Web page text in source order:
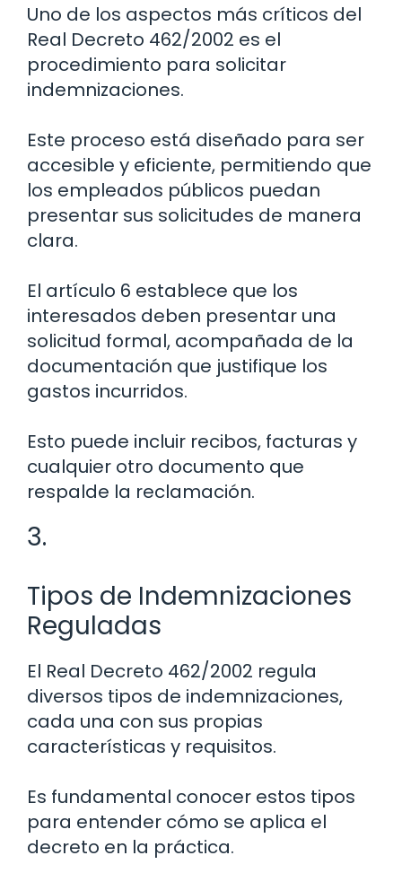
Uno de los aspectos más críticos del
Real Decreto 462/2002 es el
procedimiento para solicitar
indemnizaciones.
Este proceso está diseñado para ser
accesible y eficiente, permitiendo que
los empleados públicos puedan
presentar sus solicitudes de manera
clara.
El artículo 6 establece que los
interesados deben presentar una
solicitud formal, acompañada de la
documentación que justifique los
gastos incurridos.
Esto puede incluir recibos, facturas y
cualquier otro documento que
respalde la reclamación.
3.
Tipos de Indemnizaciones
Reguladas
El Real Decreto 462/2002 regula
diversos tipos de indemnizaciones,
cada una con sus propias
características y requisitos.
Es fundamental conocer estos tipos
para entender cómo se aplica el
decreto en la práctica.